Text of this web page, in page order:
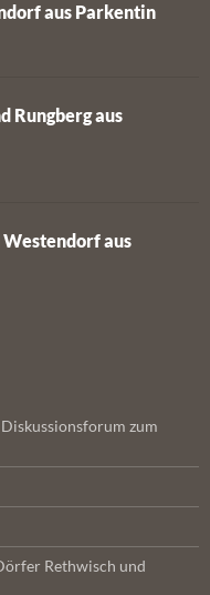
aus Parkentin
Rungberg aus
aus
zum
Rethwisch und